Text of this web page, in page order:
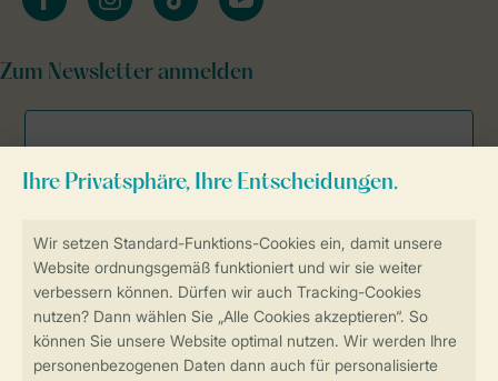
Sicher und schnell zur Online-Buchung
Sichere Datenübertragung
Sicheres Bezahlen
Zum Newsletter anmelden